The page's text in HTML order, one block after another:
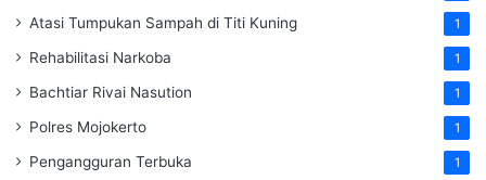
Atasi Tumpukan Sampah di Titi Kuning 1
Rehabilitasi Narkoba 1
Bachtiar Rivai Nasution 1
Polres Mojokerto 1
Pengangguran Terbuka 1